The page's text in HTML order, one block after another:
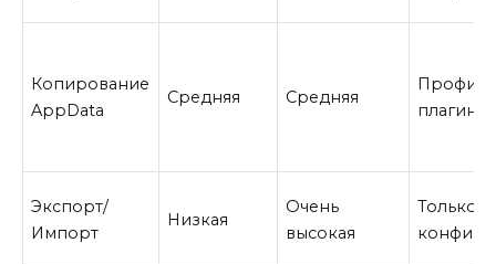
Копирование
AppData
Средняя Средняя
Экспорт/
Импорт
Низкая
Очень
высокая
Только